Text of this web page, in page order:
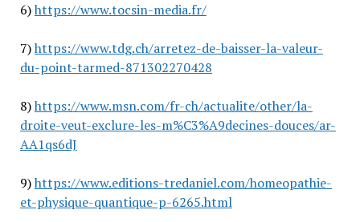
6)https://www.tocsin-media.fr/
7)https://www.tdg.ch/arretez-de-baisser-la-valeur-
du-point-tarmed-871302270428
8)https://www.msn.com/fr-ch/actualite/other/la-
droite-veut-exclure-les-m%C3%A9decines-douces/ar-
AA1qs6dJ
9)https://www.editions-tredaniel.com/homeopathie-
et-physique-quantique-p-6265.html